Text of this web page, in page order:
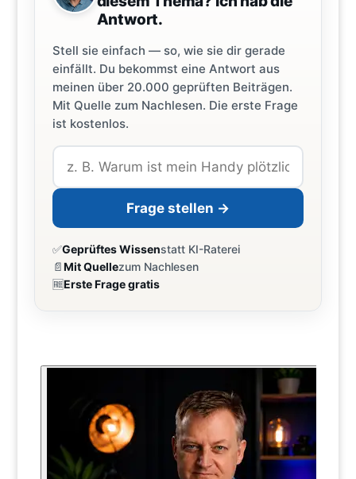
Antwort.
Stell sie einfach — so, wie sie dir gerade
einfällt. Du bekommst eine Antwort aus
meinen über 20.000 geprüften Beiträgen.
Mit Quelle zum Nachlesen. Die erste Frage
ist kostenlos.
Frage stellen →
✅Geprüftes Wissenstatt KI-Raterei
📄Mit Quellezum Nachlesen
🆓Erste Frage gratis